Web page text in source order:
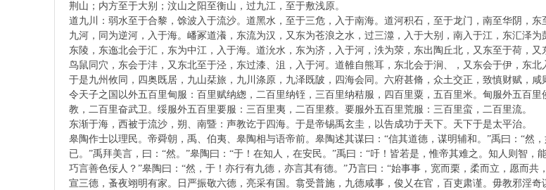
荆山；内方至于大别；汶山之阳至衡山，过九江，至于敷浅原。
道九川：弱水至于合黎，馀波入于流沙。道黑水，至于三危，入于南海。道河积石，至于龙门，南至华阴，
九河，同为逆河，入于海。嶓冢道瀁，东流为汉，又东为苍浪之水，过三澨，入于大别，南入于江，东汇泽
东陵，东迤北会于汇，东为中江，入于海。道沇水，东为济，入于河，泆为荥，东出陶丘北，又东至于荷，
鸟鼠同穴，东会于沣，又东北至于泾，东过漆、沮，入于河。道雒自熊耳，东北会于涧、，又东会于伊，东北
于是九州攸同，四奥既居，九山栞旅，九川涤原，九泽既陂，四海会同。六府甚脩，众土交正，致慎财赋，
令天子之国以外五百里甸服：百里赋纳緫，二百里纳铚，三百里纳秸服，四百里粟，五百里米。甸服外五百
教，二百里奋武卫。绥服外五百里要服：三百里夷，二百里蔡。要服外五百里荒服：三百里蛮，二百里流。
东渐于海，西被于流沙，朔、南暨：声教讫于四海。于是帝锡禹玄圭，以告成功于天下。天下于是太平治。
皋陶作士以理民。帝舜朝，禹、伯夷、皋陶相与语帝前。皋陶述其谋曰：“信其道德，谋明辅和。”禹曰：“然
已。”禹拜美言，曰：“然。”皋陶曰：“于！在知人，在安民。”禹曰：“吁！皆若是，惟帝其难之。知人则智
巧言善色佞人？”皋陶曰：“然，于！亦行有九德，亦言其有德。”乃言曰：“始事事，宽而栗，柔而立，愿而
宣三德，蚤夜翊明有家。日严振敬六德，亮采有国。翕受普施，九德咸事，俊乂在官，百吏肃谨。毋教邪淫